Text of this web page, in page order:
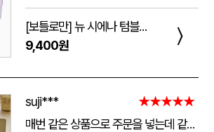
[보틀로만] 뉴 시에나 텀블러 900ml
9,400원
〉
suji***
★★★★★
매번 같은 상품으로 주문을 넣는데 같은 품질로 받을 수 있어서 좋습니다. 배송 기간도 적당히 잘오는거 같아요. 앞으로도 계속 이용할꺼 같습니다. 지금과 같은 품질로 유지해주세요!!